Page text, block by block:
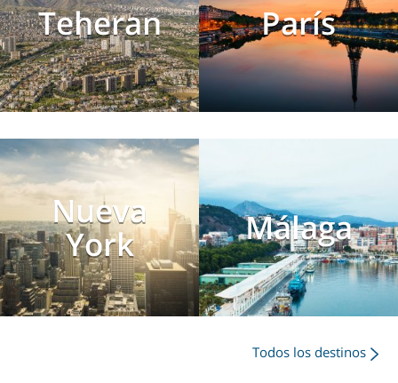
Teheran París
Nueva
York
Málaga
Todos los destinos